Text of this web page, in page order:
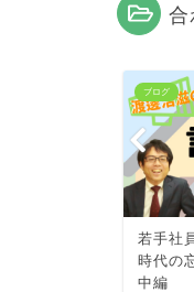
合
ブログ
若手社
時代の
中編